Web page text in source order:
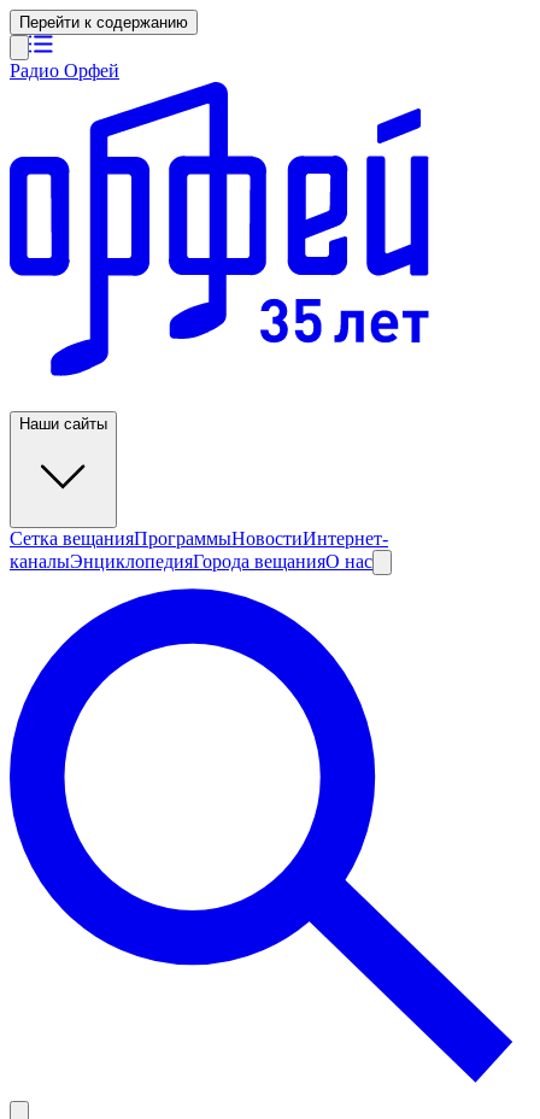
Перейти к содержанию
Радио Орфей
Наши сайты
Сетка вещанияПрограммыНовостиИнтернет-
каналыЭнциклопедияГорода вещанияО нас